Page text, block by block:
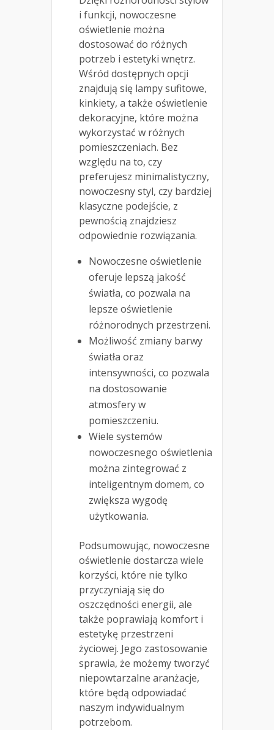
i funkcji, nowoczesne
oświetlenie można
dostosować do różnych
potrzeb i estetyki wnętrz.
Wśród dostępnych opcji
znajdują się lampy sufitowe,
kinkiety, a także oświetlenie
dekoracyjne, które można
wykorzystać w różnych
pomieszczeniach. Bez
względu na to, czy
preferujesz minimalistyczny,
nowoczesny styl, czy bardziej
klasyczne podejście, z
pewnością znajdziesz
odpowiednie rozwiązania.
Nowoczesne oświetlenie
oferuje lepszą jakość
światła, co pozwala na
lepsze oświetlenie
różnorodnych przestrzeni.
Możliwość zmiany barwy
światła oraz
intensywności, co pozwala
na dostosowanie
atmosfery w
pomieszczeniu.
Wiele systemów
nowoczesnego oświetlenia
można zintegrować z
inteligentnym domem, co
zwiększa wygodę
użytkowania.
Podsumowując, nowoczesne
oświetlenie dostarcza wiele
korzyści, które nie tylko
przyczyniają się do
oszczędności energii, ale
także poprawiają komfort i
estetykę przestrzeni
życiowej. Jego zastosowanie
sprawia, że możemy tworzyć
niepowtarzalne aranżacje,
które będą odpowiadać
naszym indywidualnym
potrzebom.